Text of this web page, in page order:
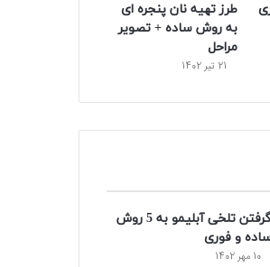
طرز تهیه نان پنجره‌ ای
به روش ساده + تصویر
مراحل
21 تیر 1402
گرفتن تلخی آبلیمو به 5 روش
و فوری
10 مهر 1402